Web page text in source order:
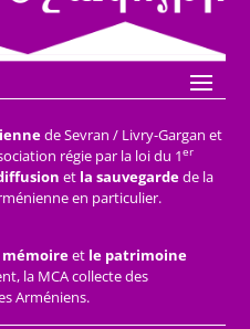
de Sevran / Livry-Gargan et
régie par la loi du 1er
et la sauvegardede la
en particulier.
mémoireet le patrimoine
la MCA collecte des
Arméniens.